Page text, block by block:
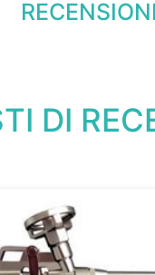
RECENSIONI
DI